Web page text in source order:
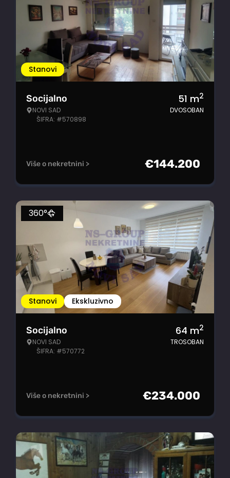
Stanovi
Socijalno
NOVI SAD
ŠIFRA: #570898
51 m2
DVOSOBAN
Više o nekretnini > €144.200
Stanovi Ekskluzivno
360°
Socijalno
NOVI SAD
ŠIFRA: #570772
64 m2
TROSOBAN
Više o nekretnini > €234.000